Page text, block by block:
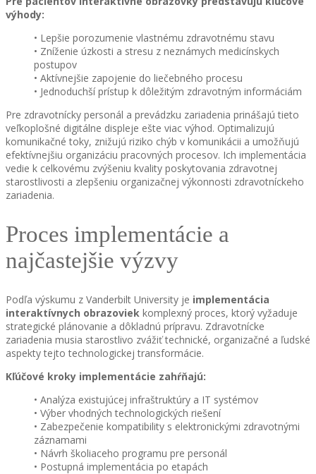
výhody:
• Lepšie porozumenie vlastnému zdravotnému stavu
• Zníženie úzkosti a stresu z neznámych medicínskych
postupov
• Aktívnejšie zapojenie do liečebného procesu
• Jednoduchší prístup k dôležitým zdravotným informáciám
Pre zdravotnícky personál a prevádzku zariadenia prinášajú tieto
veľkoplošné digitálne displeje ešte viac výhod. Optimalizujú
komunikačné toky, znižujú riziko chýb v komunikácii a umožňujú
efektívnejšiu organizáciu pracovných procesov. Ich implementácia
vedie k celkovému zvýšeniu kvality poskytovania zdravotnej
starostlivosti a zlepšeniu organizačnej výkonnosti zdravotníckeho
zariadenia.
Proces implementácie a
najčastejšie výzvy
Podľa výskumu z Vanderbilt University je implementácia
interaktívnych obrazoviek komplexný proces, ktorý vyžaduje
strategické plánovanie a dôkladnú prípravu. Zdravotnícke
zariadenia musia starostlivo zvážiť technické, organizačné a ľudské
aspekty tejto technologickej transformácie.
Kľúčové kroky implementácie zahŕňajú:
• Analýza existujúcej infraštruktúry a IT systémov
• Výber vhodných technologických riešení
• Zabezpečenie kompatibility s elektronickými zdravotnými
záznamami
• Návrh školiaceho programu pre personál
• Postupná implementácia po etapách